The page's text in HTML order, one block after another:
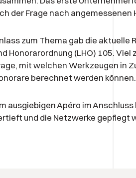
der Frage nach angemessenen
zum Thema gab die aktuelle
Honorarordnung (LHO) 105. Viel
mit welchen Werkzeugen in
berechnet werden können.
ausgiebigen Apéro im
und die Netzwerke gepflegt